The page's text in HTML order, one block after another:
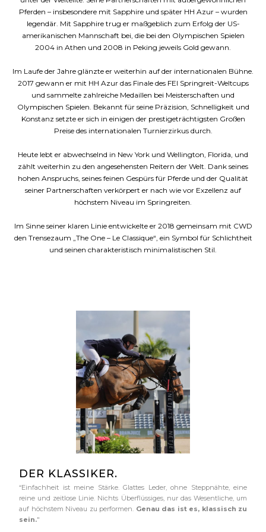
Pferden – insbesondere mit Sapphire und später HH Azur – wurden
legendär. Mit Sapphire trug er maßgeblich zum Erfolg der US-
amerikanischen Mannschaft bei, die bei den Olympischen Spielen
2004 in Athen und 2008 in Peking jeweils Gold gewann.
Im Laufe der Jahre glänzte er weiterhin auf der internationalen Bühne.
2017 gewann er mit HH Azur das Finale des FEI Springreit-Weltcups
und sammelte zahlreiche Medaillen bei Meisterschaften und
Olympischen Spielen. Bekannt für seine Präzision, Schnelligkeit und
Konstanz setzte er sich in einigen der prestigeträchtigsten Großen
Preise des internationalen Turnierzirkus durch.
Heute lebt er abwechselnd in New York und Wellington, Florida, und
zählt weiterhin zu den angesehensten Reitern der Welt. Dank seines
hohen Anspruchs, seines feinen Gespürs für Pferde und der Qualität
seiner Partnerschaften verkörpert er nach wie vor Exzellenz auf
höchstem Niveau im Springreiten.
Im Sinne seiner klaren Linie entwickelte er 2018 gemeinsam mit CWD
den Trensezaum „The One – Le Classique“, ein Symbol für Schlichtheit
und seinen charakteristisch minimalistischen Stil.
DER KLASSIKER.
“Einfachheit ist meine Stärke. Glattes Leder, ohne Steppnähte, eine
reine und zeitlose Linie. Nichts Überflüssiges, nur das Wesentliche, um
auf höchstem Niveau zu performen. Genau das ist es, klassisch zu
sein."